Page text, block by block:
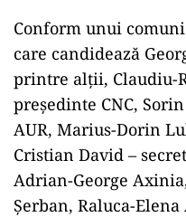
Conform unui
care candidează
printre alţii, Claudiu-
preşedinte CNC,
AUR, Marius-Dorin
Cristian David –
Adrian-George
Şerban, Raluca-